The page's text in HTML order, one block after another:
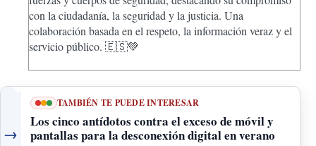
con la ciudadanía, la seguridad y la justicia. Una
colaboración basada en el respeto, la información veraz y el
servicio público. 🇪🇸💚
→
TAMBIÉN TE PUEDE INTERESAR
Los cinco antídotos contra el exceso de móvil y
pantallas para la desconexión digital en verano